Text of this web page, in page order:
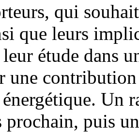
qui
que leurs
leur étude dans
une
Un
prochain, puis